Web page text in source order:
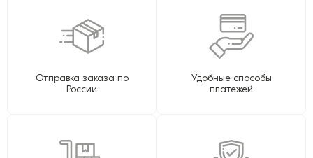
Отправка заказа по
России
Удобные способы
платежей